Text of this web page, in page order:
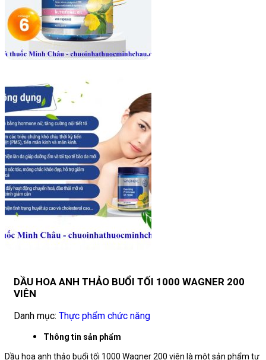
DẦU HOA ANH THẢO BUỔI TỐI 1000 WAGNER 200
VIÊN
Danh mục: Thực phẩm chức năng
Thông tin sản phẩm
Dầu hoa anh thảo buổi tối 1000 Wagner 200 viên là một sản phẩm tự